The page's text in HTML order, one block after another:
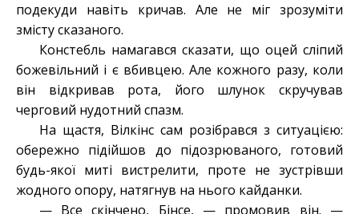
подекуди навіть кричав. Але не міг зрозуміти
змісту сказаного.
Констебль намагався сказати, що оцей сліпий
божевільний і є вбивцею. Але кожного разу, коли
він відкривав рота, його шлунок скручував
черговий нудотний спазм.
На щастя, Вілкінс сам розібрався з ситуацією:
обережно підійшов до підозрюваного, готовий
будь-якої миті вистрелити, проте не зустрівши
жодного опору, натягнув на нього кайданки.
— Все скінчено, Бінсе, — промовив він. —